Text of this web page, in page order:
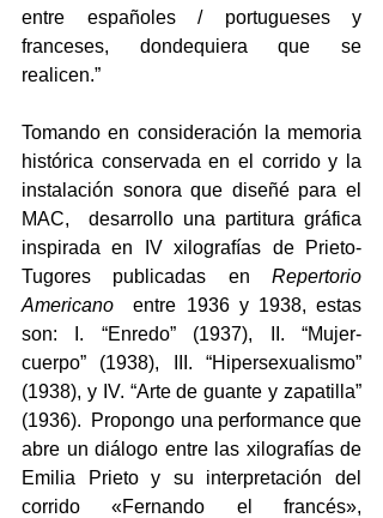
entre españoles / portugueses y
franceses, dondequiera que se
realicen.”
Tomando en consideración la memoria
histórica conservada en el corrido y la
instalación sonora que diseñé para el
MAC,  desarrollo una partitura gráfica
inspirada en IV xilografías de Prieto-
Tugores publicadas en Repertorio
Americano
  entre 1936 y 1938, estas
son: I. “Enredo” (1937), II. “Mujer-
cuerpo” (1938), III. “Hipersexualismo”
(1938), y IV. “Arte de guante y zapatilla”
(1936).  Propongo una performance que
abre un diálogo entre las xilografías de
Emilia Prieto y su interpretación del
corrido «Fernando el francés»,